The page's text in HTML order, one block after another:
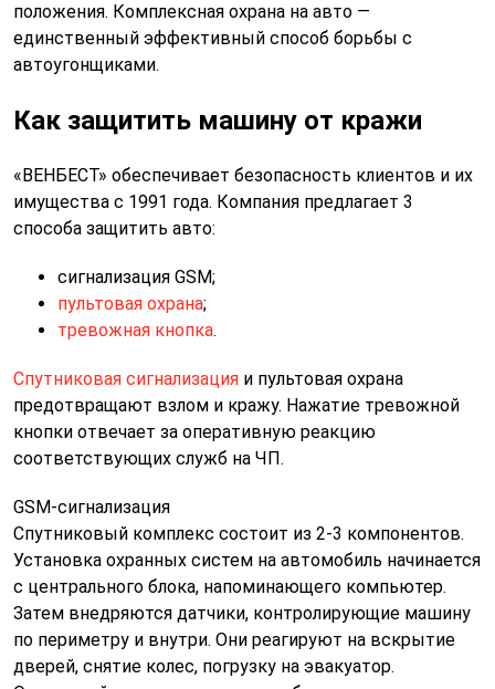
положения. Комплексная охрана на авто —
единственный эффективный способ борьбы с
автоугонщиками.
Как защитить машину от кражи
«‎ВЕНБЕСТ» обеспечивает безопасность клиентов и их
имущества с 1991 года. Компания предлагает 3
способа защитить авто:
сигнализация GSM;
пультовая охрана;
тревожная кнопка.
Спутниковая сигнализация и пультовая охрана
предотвращают взлом и кражу. Нажатие тревожной
кнопки отвечает за оперативную реакцию
соответствующих служб на ЧП.
GSM-сигнализация
Спутниковый комплекс состоит из 2-3 компонентов.
Установка охранных систем на автомобиль начинается
с центрального блока, напоминающего компьютер.
Затем внедряются датчики, контролирующие машину
по периметру и внутри. Они реагируют на вскрытие
дверей, снятие колес, погрузку на эвакуатор.